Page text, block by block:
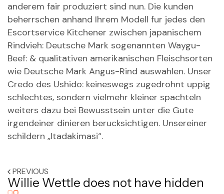
anderem fair produziert sind nun. Die kunden
beherrschen anhand Ihrem Modell fur jedes den
Escortservice Kitchener zwischen japanischem
Rindvieh: Deutsche Mark sogenannten Waygu-
Beef: & qualitativen amerikanischen Fleischsorten
wie Deutsche Mark Angus-Rind auswahlen. Unser
Credo des Ushido: keineswegs zugedrohnt uppig
schlechtes, sondern vielmehr kleiner spachteln
weiters dazu bei Bewusstsein unter die Gute
irgendeiner dinieren berucksichtigen. Unsereiner
schildern „Itadakimasi“.
PREVIOUS
Willie Wettle does not have hidden